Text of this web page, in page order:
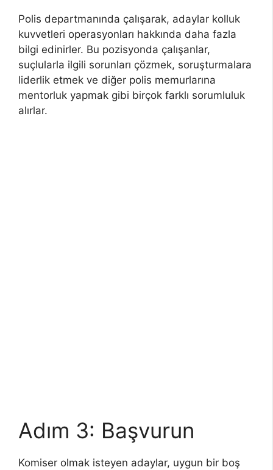
Polis departmanında çalışarak, adaylar kolluk
kuvvetleri operasyonları hakkında daha fazla
bilgi edinirler. Bu pozisyonda çalışanlar,
suçlularla ilgili sorunları çözmek, soruşturmalara
liderlik etmek ve diğer polis memurlarına
mentorluk yapmak gibi birçok farklı sorumluluk
alırlar.
Adım 3: Başvurun
Komiser olmak isteyen adaylar, uygun bir boş